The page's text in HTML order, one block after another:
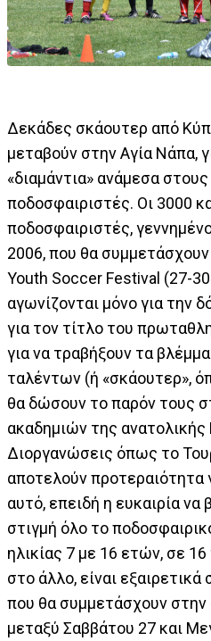
Δεκάδες σκάουτερ από
μεταβούν στην Αγία Νάπα,
«διαμάντια» ανάμεσα
ποδοσφαιριστές. Οι 3000
ποδοσφαιριστές,
2006, που θα
Youth Soccer Festival (27-
αγωνίζονται μόνο για την
για τον τίτλο του
για να τραβήξουν τα
ταλέντων (ή «σκάουτερ»,
θα δώσουν το παρόν τους
ακαδημιών της
Διοργανώσεις όπως το
αποτελούν προτεραιότητα
αυτό, επειδή η ευκαιρία να
στιγμή όλο το
ηλικίας 7 με 16 ετών, σε
στο άλλο, είναι
που θα συμμετάσχουν στην
μεταξύ Σαββάτου 27 και